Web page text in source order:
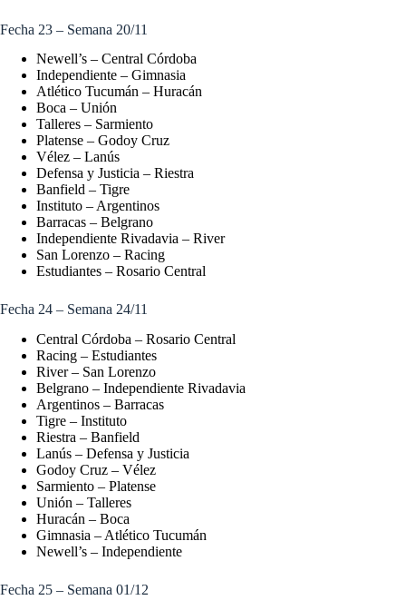
Fecha 23 – Semana 20/11
Newell’s – Central Córdoba
Independiente – Gimnasia
Atlético Tucumán – Huracán
Boca – Unión
Talleres – Sarmiento
Platense – Godoy Cruz
Vélez – Lanús
Defensa y Justicia – Riestra
Banfield – Tigre
Instituto – Argentinos
Barracas – Belgrano
Independiente Rivadavia – River
San Lorenzo – Racing
Estudiantes – Rosario Central
Fecha 24 – Semana 24/11
Central Córdoba – Rosario Central
Racing – Estudiantes
River – San Lorenzo
Belgrano – Independiente Rivadavia
Argentinos – Barracas
Tigre – Instituto
Riestra – Banfield
Lanús – Defensa y Justicia
Godoy Cruz – Vélez
Sarmiento – Platense
Unión – Talleres
Huracán – Boca
Gimnasia – Atlético Tucumán
Newell’s – Independiente
Fecha 25 – Semana 01/12